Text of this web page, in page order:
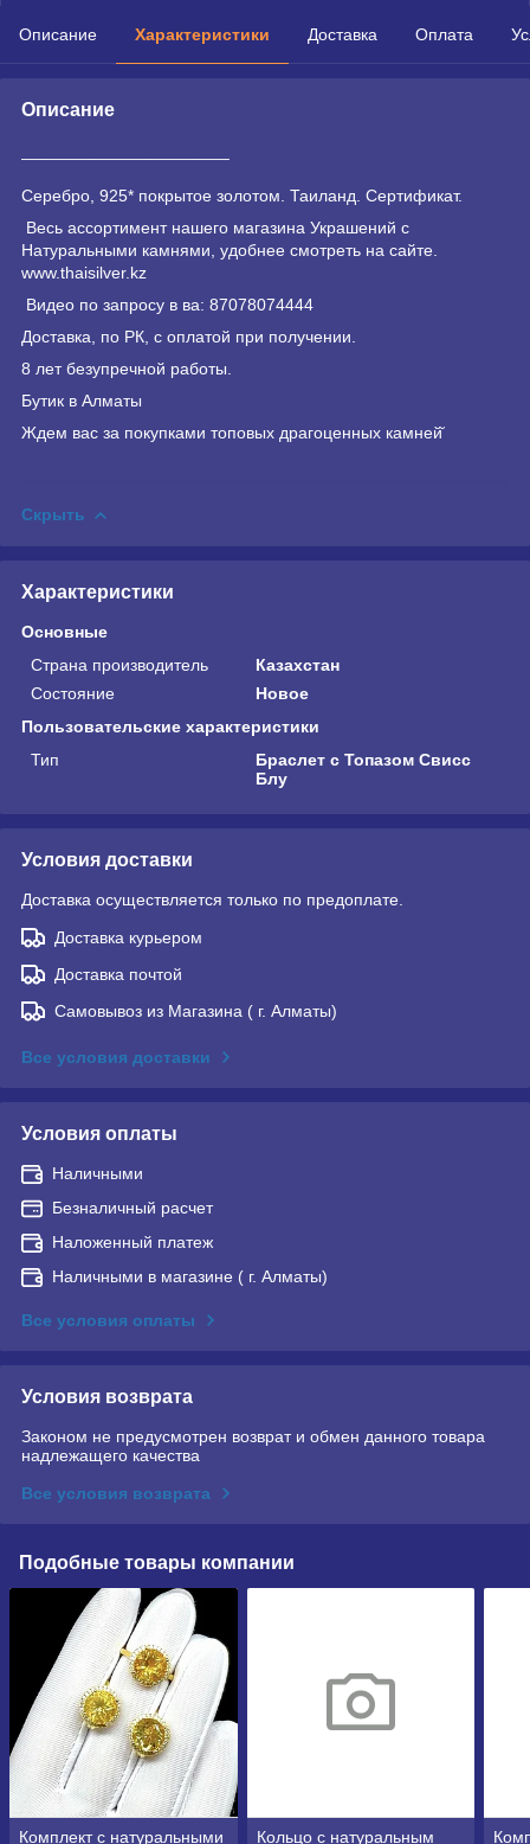
Описание Характеристики Доставка Оплата
Описание
Серебро, 925* покрытое золотом. Таиланд. Сертификат.
Весь ассортимент нашего магазина Украшений с
Натуральными камнями, удобнее смотреть на сайте.
www.thaisilver.kz
Видео по запросу в ва: 87078074444
Доставка, по РК, с оплатой при получении.
8 лет безупречной работы.
Бутик в Алматы
Ждем вас за покупками топовых драгоценных камней̆
Скрыть
Характеристики
Основные
Страна производитель
Казахстан
Состояние
Новое
Пользовательские характеристики
Тип
Браслет с Топазом Свисс
Блу
Условия доставки
Доставка осуществляется только по предоплате.
Доставка курьером
Доставка почтой
Самовывоз из Магазина ( г. Алматы)
Все условия доставки
Условия оплаты
Наличными
Безналичный расчет
Наложенный платеж
Наличными в магазине ( г. Алматы)
Все условия оплаты
Условия возврата
Законом не предусмотрен возврат и обмен данного товара
надлежащего качества
Все условия возврата
Подобные товары компании
Комплект с натуральными Кольцо с натуральным